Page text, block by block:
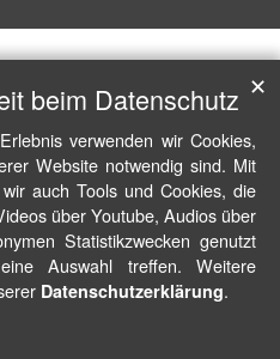
beim Datenschutz
verwenden wir Cookies,
Website notwendig sind. Mit
auch Tools und Cookies, die
über Youtube, Audios über
Statistikzwecken genutzt
Auswahl treffen. Weitere
Datenschutzerklärung.
✕